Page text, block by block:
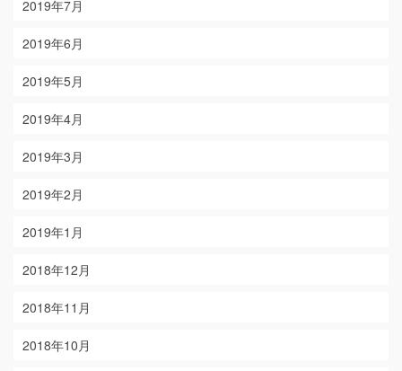
2019年7月
2019年6月
2019年5月
2019年4月
2019年3月
2019年2月
2019年1月
2018年12月
2018年11月
2018年10月